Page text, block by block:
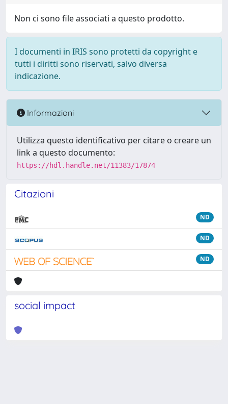
Non ci sono file associati a questo prodotto.
I documenti in IRIS sono protetti da copyright e
tutti i diritti sono riservati, salvo diversa
indicazione.
Informazioni
Utilizza questo identificativo per citare o creare un
link a questo documento:
https://hdl.handle.net/11383/17874
Citazioni
ND
ND
ND
social impact